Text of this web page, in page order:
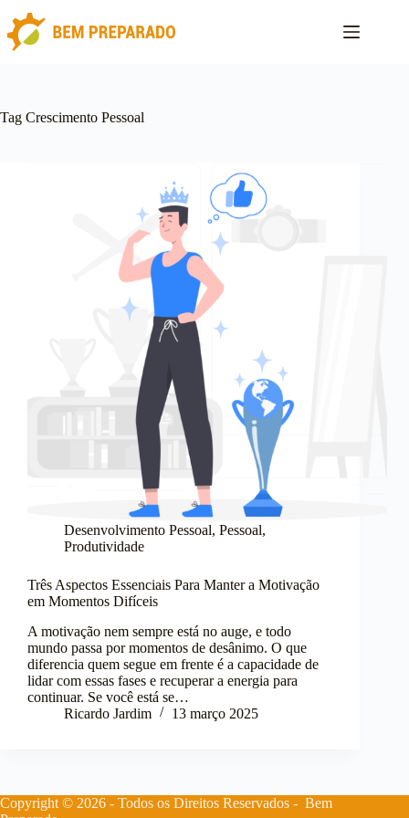
para
conteúdo
Tag Crescimento Pessoal
Desenvolvimento Pessoal, Pessoal,
Produtividade
Três Aspectos Essenciais Para Manter a Motivação
em Momentos Difíceis
A motivação nem sempre está no auge, e todo
mundo passa por momentos de desânimo. O que
diferencia quem segue em frente é a capacidade de
lidar com essas fases e recuperar a energia para
continuar. Se você está se…
Ricardo Jardim
13 março 2025
Copyright © 2026 - Todos os Direitos Reservados - Bem